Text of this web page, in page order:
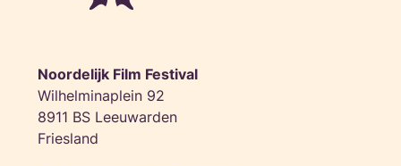
Noordelijk Film Festival
Wilhelminaplein 92
8911 BS Leeuwarden
Friesland